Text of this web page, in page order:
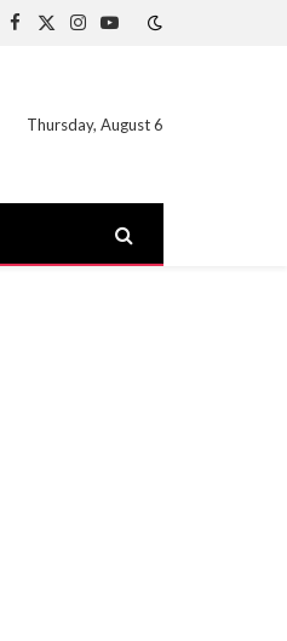
Facebook
X
Instagram
YouTube
Thursday, August 6